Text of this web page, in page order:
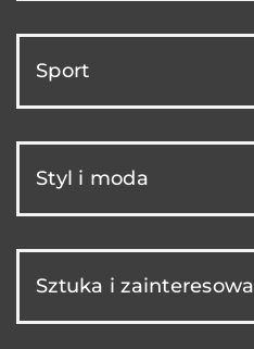
Sport
Styl i moda
Sztuka i